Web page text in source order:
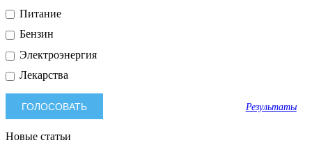
Питание
Бензин
Электроэнергия
Лекарства
Результаты
Новые статьи